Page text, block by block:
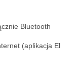
Bluetooth
(aplikacja El